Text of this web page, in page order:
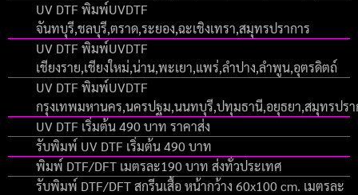
UV DTF พิมพ์UVDTF
จันทบุรี,ชลบุรี,ตราด,ระยอง,ฉะเชิงเทรา,สมุทรปราการ
UV DTF พิมพ์UVDTF
เชียงราย,เชียงใหม่,น่าน,พะเยา,แพร่,ลำปาง,ลำพูน,อุตรดิตถ์
UV DTF พิมพ์UVDTF
กรุงเทพมหานคร,นครปฐม,นนทบุรี,ปทุมธานี,อยุธยา,สมุทรปร
UV DTF เริ่มต้น 490 บาท ราคาส่ง
รับพิมพ์ UV DTF เริ่มต้น 490 บาท
พิมพ์ DTF/DFT เมตรละ190 บาท ส่งทั่วประเทศ
รับพิมพ์ DTF/DFT สกรีนเสื้อ หน้ากว้าง 60x100 cm. เมตรละ